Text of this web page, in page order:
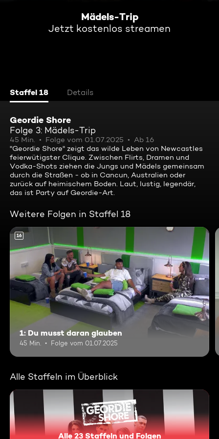
Mädels-Trip
Jetzt kostenlos streamen
Staffel 18 Details
Geordie Shore
Folge 3: Mädels-Trip
45 Min. Folge vom 01.07.2025
Ab 16
"Geordie Shore" zeigt das wilde Leben von Newcastles
feierwütigster Clique. Zwischen Flirts, Dramen und
Vodka-Shots ziehen die Jungs und Mädels gemeinsam
durch die Straßen - ob in Cancun, Australien oder
zurück auf heimischem Boden. Laut, lustig, legendär,
das ist Party auf Geordie-Art.
Weitere Folgen in Staffel 18
16
1: Du musst daran glauben
45 Min. Folge vom 01.07.2025
Alle Staffeln im Überblick
Alle 23 Staffeln und Folgen